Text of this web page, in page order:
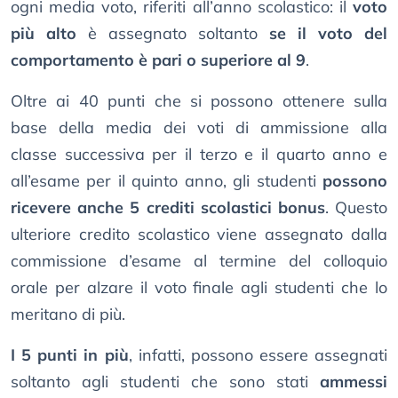
ogni media voto, riferiti all’anno scolastico: il voto
più alto è assegnato soltanto se il voto del
comportamento è pari o superiore al 9.
Oltre ai 40 punti che si possono ottenere sulla
base della media dei voti di ammissione alla
classe successiva per il terzo e il quarto anno e
all’esame per il quinto anno, gli studenti possono
ricevere anche 5 crediti scolastici bonus. Questo
ulteriore credito scolastico viene assegnato dalla
commissione d’esame al termine del colloquio
orale per alzare il voto finale agli studenti che lo
meritano di più.
I 5 punti in più, infatti, possono essere assegnati
soltanto agli studenti che sono stati ammessi